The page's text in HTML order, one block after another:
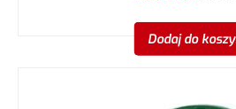
Dodaj do